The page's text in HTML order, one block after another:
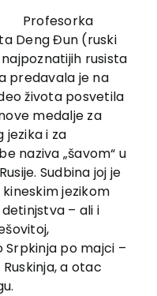
Profesorka
Deng Đun (ruski
rusista
predavala je na
života posvetila
medalje za
jezika i za
naziva „šavom“ u
Sudbina joj je
jezikom
– ali i
po majci –
a otac